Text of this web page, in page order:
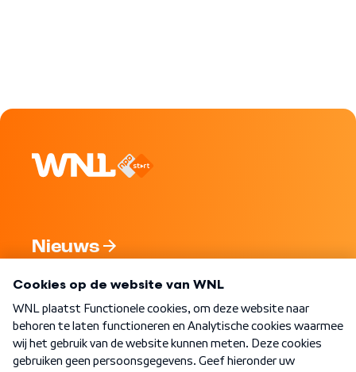
Nieuws
Nieuwsbrief
Word Lid